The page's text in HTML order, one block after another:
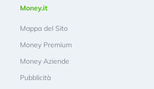
Money.it
Mappa del Sito
Money Premium
Money Aziende
Pubblicità